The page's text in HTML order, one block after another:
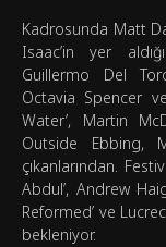
Kadrosunda Matt
Isaac’in yer
Guillermo Del
Octavia Spencer
Water’, Martin
Outside Ebbing,
çıkanlarından.
Abdul’, Andrew
Reformed’ ve
bekleniyor.